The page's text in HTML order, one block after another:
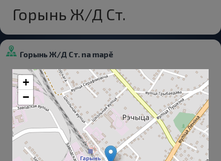
Горынь Ж/Д Ст.
Горынь Ж/Д Ст. na mapě
+
−